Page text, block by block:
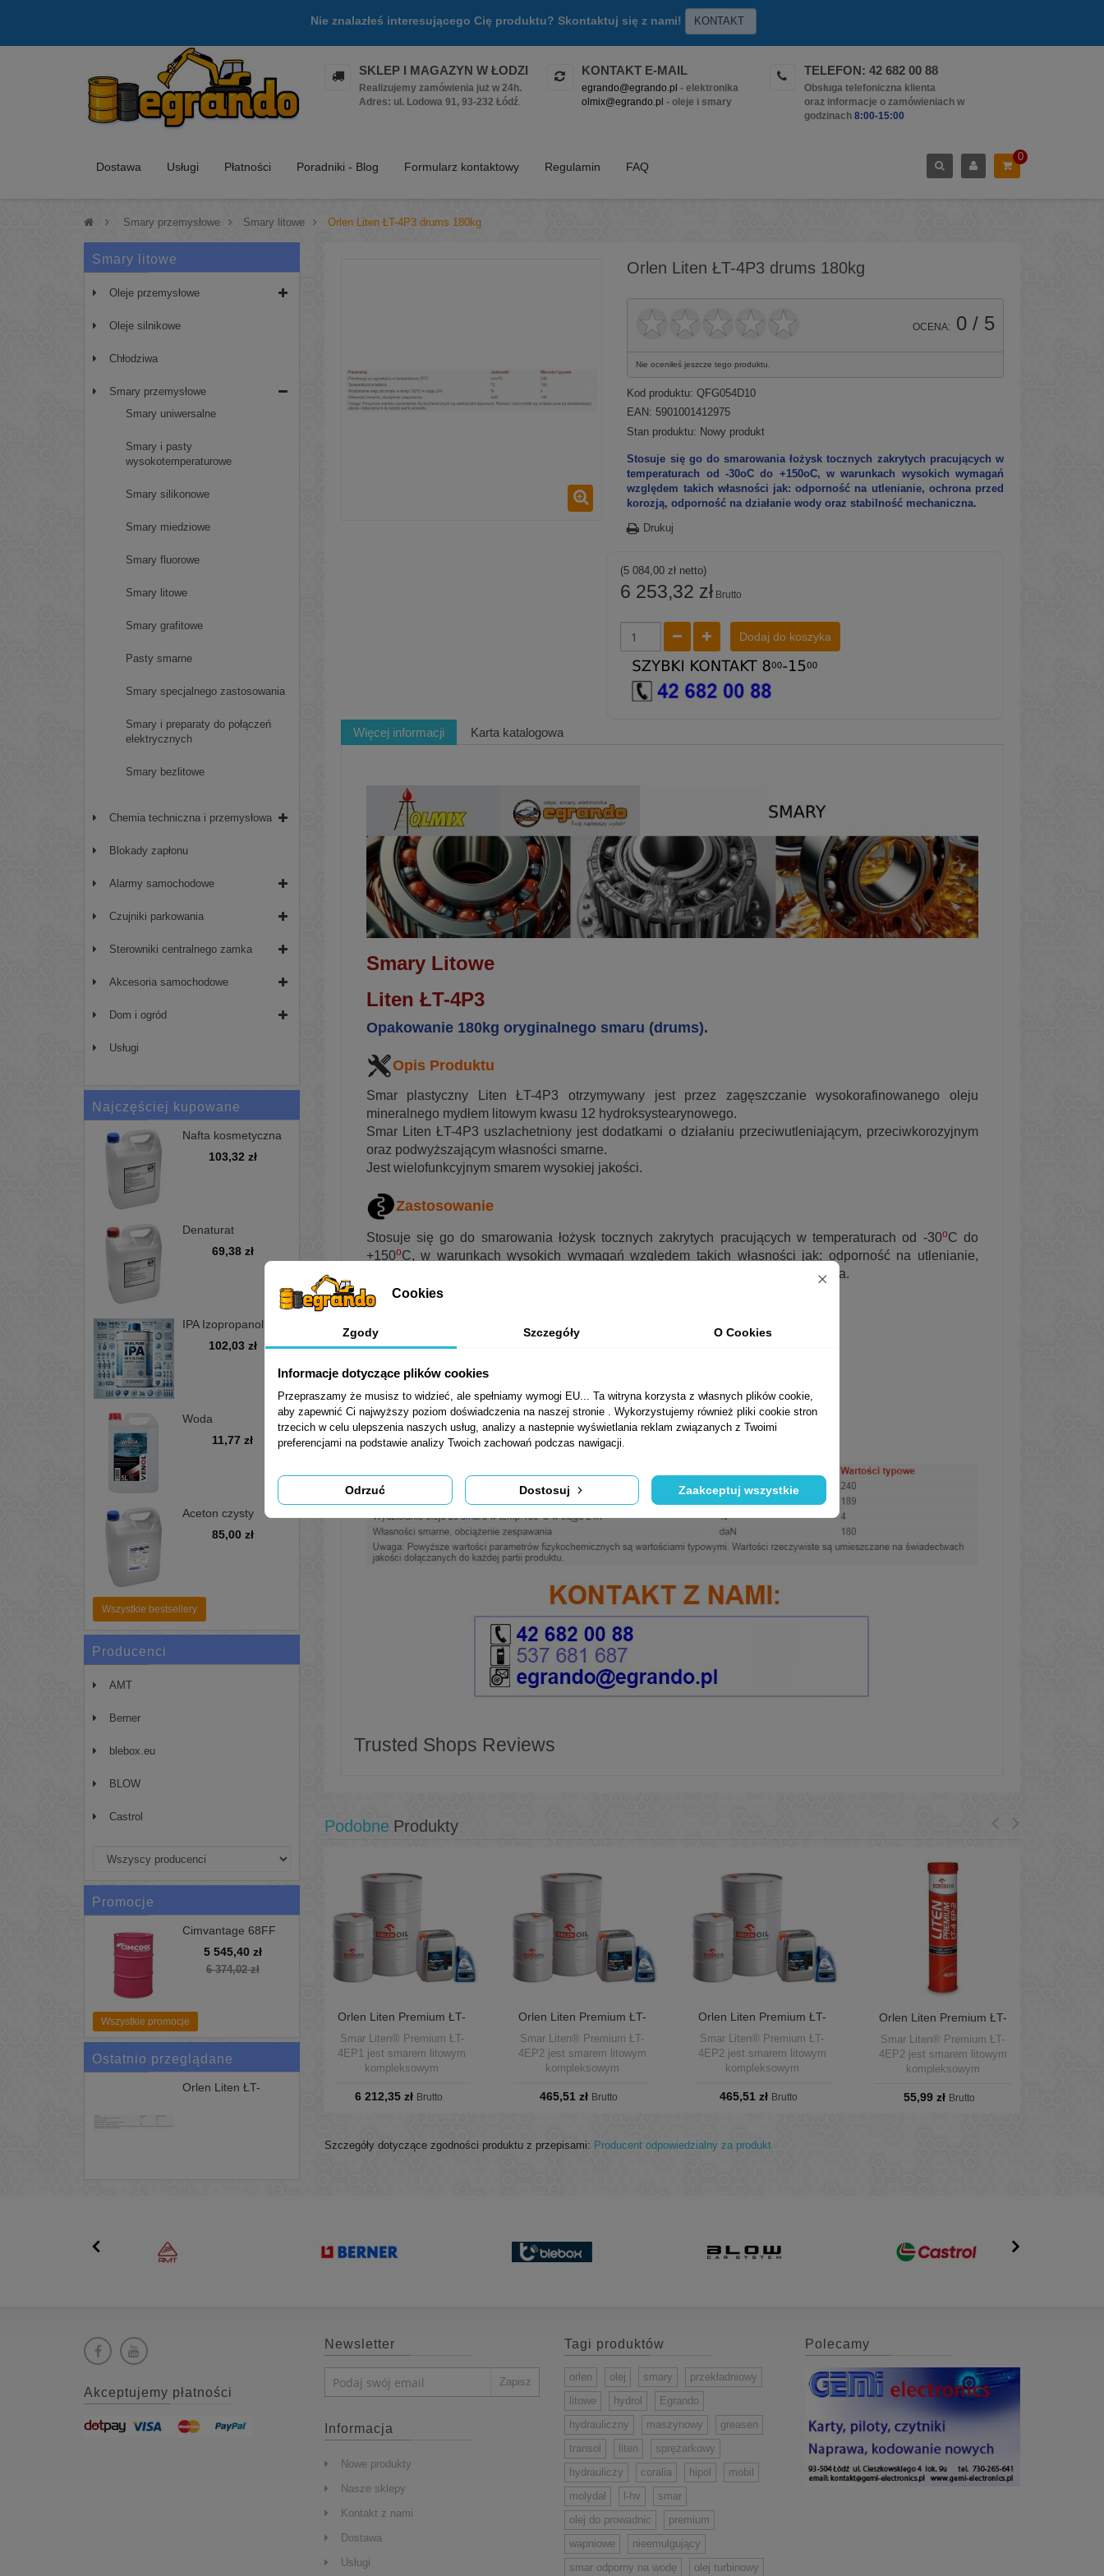
Nie znalazłeś interesującego Cię produktu? Skontaktuj się z nami! KONTAKT
SKLEP I MAGAZYN W ŁODZI
Realizujemy zamówienia już w 24h.
Adres: ul. Lodowa 91, 93-232 Łódź.
KONTAKT E-MAIL
egrando@egrando.pl - elektronika
olmix@egrando.pl - oleje i smary
TELEFON: 42 682 00 88
Obsługa telefoniczna klienta
oraz informacje o zamówieniach w
godzinach 8:00-15:00
Dostawa Usługi Płatności Poradniki - Blog Formularz kontaktowy Regulamin FAQ
0
> Smary przemysłowe > Smary litowe > Orlen Liten ŁT-4P3 drums 180kg
Smary litowe
Oleje przemysłowe
Oleje silnikowe
Chłodziwa
Smary przemysłowe
Smary uniwersalne
Smary i pasty
wysokotemperaturowe
Smary silikonowe
Smary miedziowe
Smary fluorowe
Smary litowe
Smary grafitowe
Pasty smarne
Smary specjalnego zastosowania
Smary i preparaty do połączeń
elektrycznych
Smary bezlitowe
Chemia techniczna i przemysłowa
Blokady zapłonu
Alarmy samochodowe
Czujniki parkowania
Sterowniki centralnego zamka
Akcesoria samochodowe
Dom i ogród
Usługi
Najczęściej kupowane
Nafta kosmetyczna
kanister 5L
103,32 zł
Denaturat
minimum 97%, opak
69,38 zł
IPA Izopropanol
izopropylowy 99,9%
102,03 zł
Woda
11,77 zł
Aceton czysty
5L - zmywacz,
85,00 zł
Wszystkie bestsellery
Producenci
AMT
Berner
blebox.eu
BLOW
Castrol
Promocje
Cimvantage 68FF
Chłodziwo Cimcool
5 545,40 zł
6 374,02 zł
Wszystkie promocje
Ostatnio przeglądane
Orlen Liten ŁT-
Orlen Liten ŁT-4P3 drums 180kg
OCENA: 0/ 5
Nie oceniłeś jeszcze tego produktu.
Kod produktu: QFG054D10
EAN: 5901001412975
Stan produktu: Nowy produkt
Stosuje się go do smarowania łożysk tocznych zakrytych pracujących w
temperaturach od -30oC do +150oC, w warunkach wysokich wymagań
względem takich własności jak: odporność na utlenianie, ochrona przed
korozją, odporność na działanie wody oraz stabilność mechaniczna.
Drukuj
(5 084,00 zł netto)
6 253,32 złBrutto
Dodaj do koszyka
Więcej informacji Karta katalogowa
Smary Litowe
Liten ŁT-4P3
Opakowanie 180kg oryginalnego smaru (drums).
Opis Produktu
Smar plastyczny Liten ŁT-4P3 otrzymywany jest przez zagęszczanie wysokorafinowanego oleju
mineralnego mydłem litowym kwasu 12 hydroksystearynowego.
Smar Liten ŁT-4P3 uszlachetniony jest dodatkami o działaniu przeciwutleniającym, przeciwkorozyjnym
oraz podwyższającym własności smarne.
Jest wielofunkcyjnym smarem wysokiej jakości.
Zastosowanie
Stosuje się go do smarowania łożysk tocznych zakrytych pracujących w temperaturach od -30oC do
+150oC, w warunkach wysokich wymagań względem takich własności jak: odporność na utlenianie,
ochrona przed korozją, odporność na działanie wody oraz stabilność mechaniczna.
Smar Liten ŁT-4P3 można również stosować do smarowania łożysk ślizgowych.
Normy, aprobaty, specyfikacje
DIN 51 502: KP3N-30
ISO 6743-9: CDHA-3
Parametry fizyko-chemiczne
Trusted Shops Reviews
Podobne Produkty
Orlen Liten Premium ŁT-
Smar Liten® Premium ŁT-
4EP1 jest smarem litowym
kompleksowym
smarowania różnorodnych
+140°C w warunkach
6 212,35 zł Brutto
Orlen Liten Premium ŁT-
Smar Liten® Premium ŁT-
4EP2 jest smarem litowym
kompleksowym
smarowania różnorodnych
+140°C w warunkach
465,51 zł Brutto
Orlen Liten Premium ŁT-
Smar Liten® Premium ŁT-
4EP2 jest smarem litowym
kompleksowym
smarowania różnorodnych
+140°C w warunkach
465,51 zł Brutto
Orlen Liten Premium ŁT-
Smar Liten® Premium ŁT-
4EP2 jest smarem litowym
kompleksowym
smarowania różnorodnych
55,99 zł Brutto
Szczegóły dotyczące zgodności produktu z przepisami: Producent odpowiedzialny za produkt
Akceptujemy płatności
Newsletter
Informacja
Nowe produkty
Nasze sklepy
Kontakt z nami
Dostawa
Usługi
Tagi produktów
orlen olej smary
przekładniowy
litowe
hydrol
Egrando
hydrauliczny
maszynowy
greasen
transol
liten
sprężarkowy
hydrauliczy
coralia hipol
mobil
molydal
l-hv
smar
olej do prowadnic
premium
wapniowe
nieemulgujący
smar odporny na wodę
olej turbinowy
Polecamy
Cookies
Zgody Szczegóły O Cookies
Informacje dotyczące plików cookies
Przepraszamy że musisz to widzieć, ale spełniamy wymogi EU... Ta witryna korzysta z własnych plików cookie,
aby zapewnić Ci najwyższy poziom doświadczenia na naszej stronie . Wykorzystujemy również pliki cookie stron
trzecich w celu ulepszenia naszych usług, analizy a nastepnie wyświetlania reklam związanych z Twoimi
preferencjami na podstawie analizy Twoich zachowań podczas nawigacji.
Odrzuć Dostosuj Zaakceptuj wszystkie